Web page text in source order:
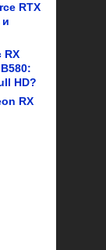
RTX
и
RX
HD?
RX